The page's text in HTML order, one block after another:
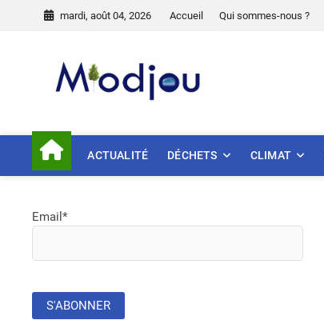
mardi, août 04, 2026 Accueil Qui sommes-nous ?
ACTUALITÉ DÉCHETS CLIMAT
Email*